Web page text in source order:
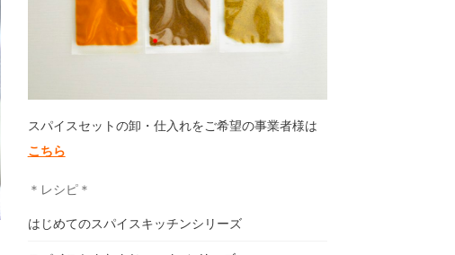
スパイスセットの卸・仕入れをご希望の事業者様は
こちら
＊レシピ＊
はじめてのスパイスキッチンシリーズ